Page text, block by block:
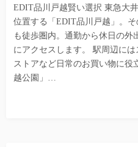
EDIT品川戸越賢い選択 東急大
位置する「EDIT品川戸越」。そ
も徒歩圏内。通勤から休日の外
にアクセスします。 駅周辺に
ストアなど日常のお買い物に役
越公園」…